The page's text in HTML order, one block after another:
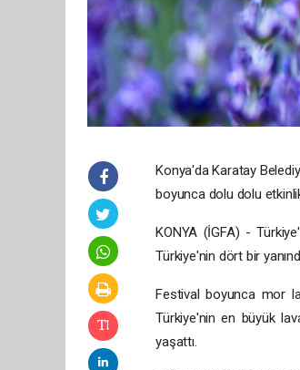
Konya'da Karatay
boyunca dolu dolu
KONYA (İGFA) -
Türkiye'nin dört bir
Festival boyunca mor
Türkiye'nin en büyük
yaşattı.